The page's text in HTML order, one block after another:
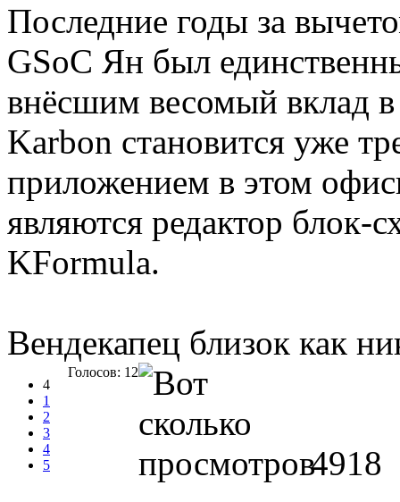
Последние годы за
GSoC Ян был
внёсшим весомый вклад
Karbon становится уже
приложением в этом
являются редактор
KFormula.
Вендекапец близок как
4
1
2
3
4
5
Голосов: 12
4918